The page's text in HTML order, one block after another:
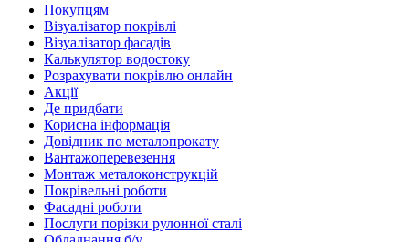
Покупцям
Візуалізатор покрівлі
Візуалізатор фасадів
Калькулятор водостоку
Розрахувати покрівлю онлайн
Акції
Де придбати
Корисна інформація
Довідник по металопрокату
Вантажоперевезення
Монтаж металоконструкцій
Покрівельні роботи
Фасадні роботи
Послуги порізки рулонної сталі